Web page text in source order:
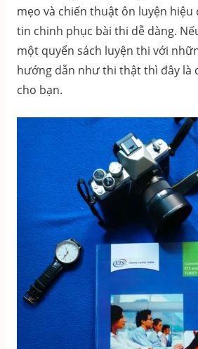
mẹo và chiến thuật ôn luyện
tin chinh phục bài thi dễ dàng.
một quyển sách luyện thi với
hướng dẫn như thi thật thì đây là
cho bạn.